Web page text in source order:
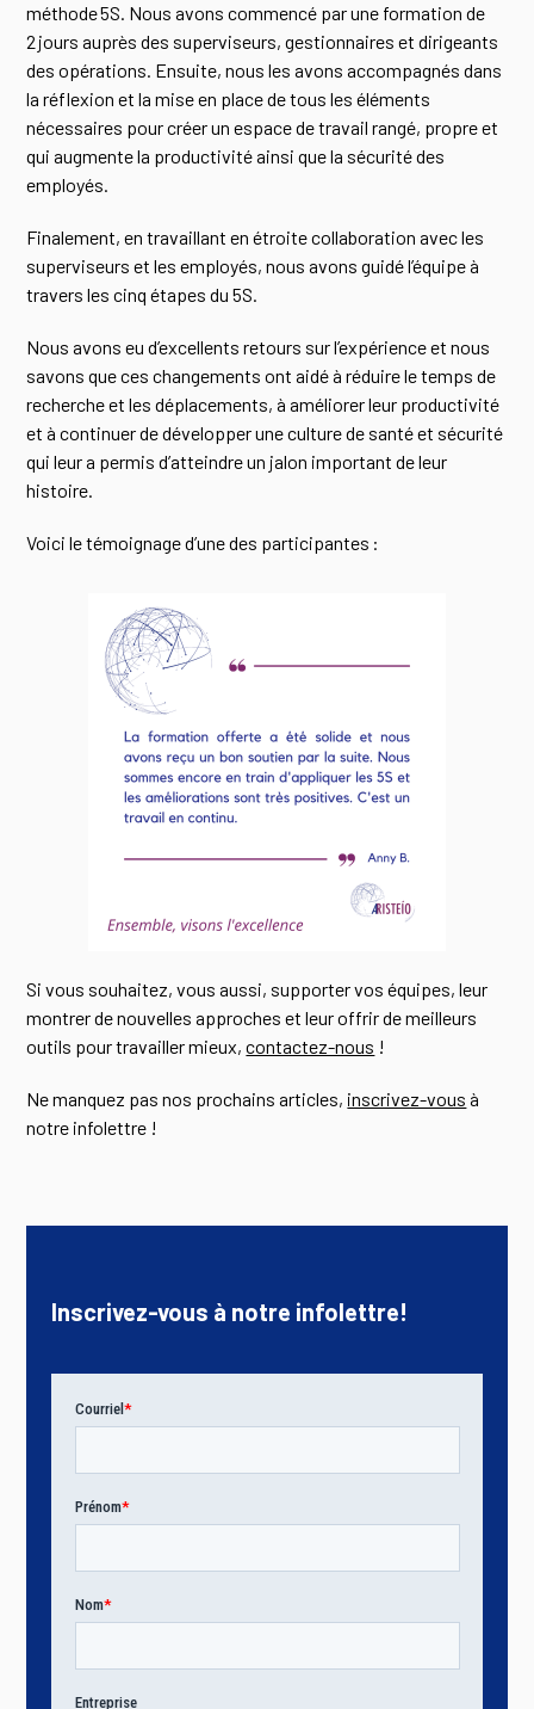
méthode 5S. Nous avons commencé par une formation de
2 jours auprès des superviseurs, gestionnaires et dirigeants
des opérations. Ensuite, nous les avons accompagnés dans
la réflexion et la mise en place de tous les éléments
nécessaires pour créer un espace de travail rangé, propre et
qui augmente la productivité ainsi que la sécurité des
employés.
Finalement, en travaillant en étroite collaboration avec les
superviseurs et les employés, nous avons guidé l’équipe à
travers les cinq étapes du 5S.
Nous avons eu d’excellents retours sur l’expérience et nous
savons que ces changements ont aidé à réduire le temps de
recherche et les déplacements, à améliorer leur productivité
et à continuer de développer une culture de santé et sécurité
qui leur a permis d’atteindre un jalon important de leur
histoire.
Voici le témoignage d’une des participantes :
Si vous souhaitez, vous aussi, supporter vos équipes, leur
montrer de nouvelles approches et leur offrir de meilleurs
outils pour travailler mieux,contactez-nous !
Ne manquez pas nos prochains articles, inscrivez-vous à
notre infolettre !
Inscrivez-vous à notre infolettre!